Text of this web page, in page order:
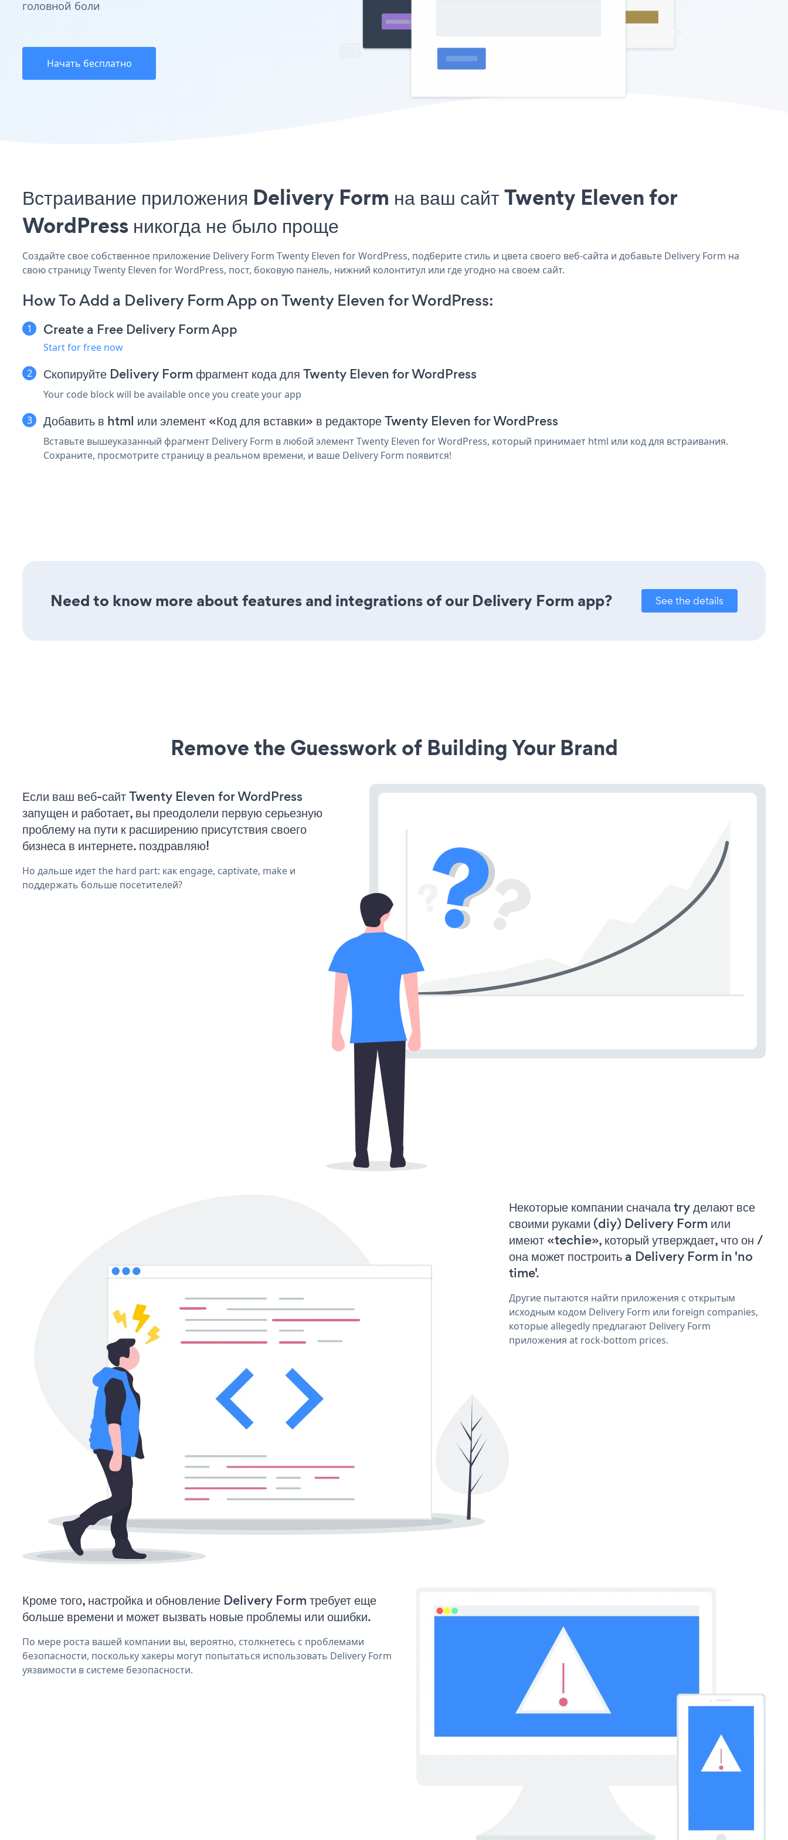
головной боли
Начать бесплатно
Встраивание приложения Delivery Form на ваш сайт Twenty Eleven for
WordPress никогда не было проще
Создайте свое собственное приложение Delivery Form Twenty Eleven for WordPress, подберите стиль и цвета своего веб-сайта и добавьте Delivery Form на
свою страницу Twenty Eleven for WordPress, пост, боковую панель, нижний колонтитул или где угодно на своем сайт.
How To Add a Delivery Form App on Twenty Eleven for WordPress:
Create a Free Delivery Form App
Start for free now
Скопируйте Delivery Form фрагмент кода для Twenty Eleven for WordPress
Your code block will be available once you create your app
Добавить в html или элемент «Код для вставки» в редакторе Twenty Eleven for WordPress
Вставьте вышеуказанный фрагмент Delivery Form в любой элемент Twenty Eleven for WordPress, который принимает html или код для встраивания.
Сохраните, просмотрите страницу в реальном времени, и ваше Delivery Form появится!
Need to know more about features and integrations of our Delivery Form app? See the details
Remove the Guesswork of Building Your Brand
Если ваш веб-сайт Twenty Eleven for WordPress
запущен и работает, вы преодолели первую серьезную
проблему на пути к расширению присутствия своего
бизнеса в интернете. поздравляю!
Но дальше идет the hard part: как engage, captivate, make и
поддержать больше посетителей?
Некоторые компании сначала try делают все
своими руками (diy) Delivery Form или
имеют «techie», который утверждает, что он /
она может построить a Delivery Form in 'no
time'.
Другие пытаются найти приложения с открытым
исходным кодом Delivery Form или foreign companies,
которые allegedly предлагают Delivery Form
приложения at rock-bottom prices.
Кроме того, настройка и обновление Delivery Form требует еще
больше времени и может вызвать новые проблемы или ошибки.
По мере роста вашей компании вы, вероятно, столкнетесь с проблемами
безопасности, поскольку хакеры могут попытаться использовать Delivery Form
уязвимости в системе безопасности.